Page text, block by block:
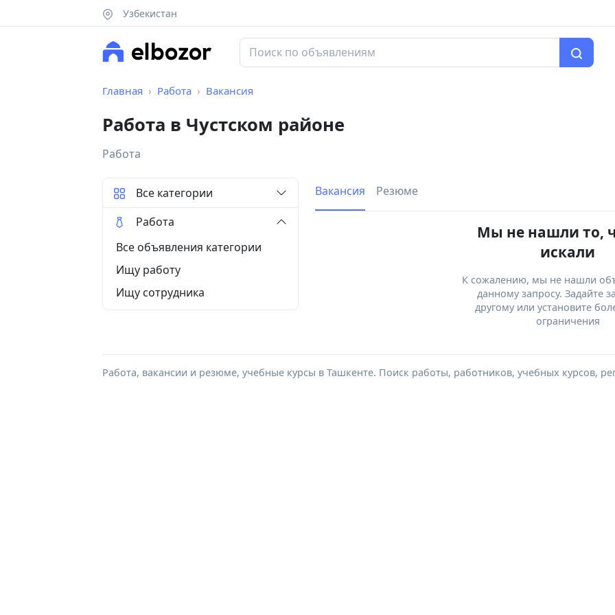
Узбекистан
Главная Работа Вакансия
Работа в Чустском районе
Работа
Вакансия Резюме
Мы не нашли то,
искали
К сожалению, мы не нашли
данному запросу. Задайте
другому или установите
ограничения
Все категории
Работа
Все объявления категории
Ищу работу
Ищу сотрудника
Работа, вакансии и резюме, учебные курсы в Ташкенте. Поиск работы, работников, учебных курсов,